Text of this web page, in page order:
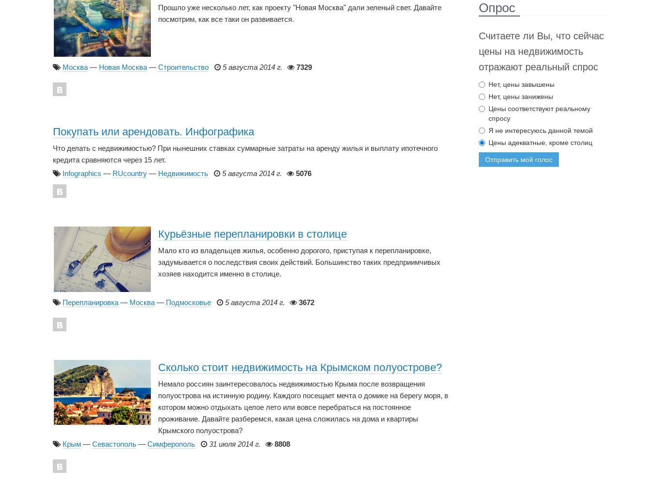
Прошло уже несколько лет, как проекту "Новая Москва" дали зеленый свет. Давайте
посмотрим, как все таки он развивается.
Москва — Новая Москва — Строительство 5 августа 2014 г. 7329
Покупать или арендовать. Инфографика
Что делать с недвижимостью? При нынешних ставках суммарные затраты на аренду жилья и выплату ипотечного
кредита сравняются через 15 лет.
Infographics — RUcountry — Недвижимость 5 августа 2014 г. 5076
Курьёзные перепланировки в столице
Мало кто из владельцев жилья, особенно дорогого, приступая к перепланировке,
задумывается о последствия своих действий. Большинство таких предприимчивых
хозяев находится именно в столице.
Перепланировка— Москва— Подмосковье 5 августа 2014 г. 3672
Сколько стоит недвижимость на Крымском полуострове?
Немало россиян заинтересовалось недвижимостью Крыма после возвращения
полуострова на истинную родину. Каждого посещает мечта о домике на берегу моря, в
котором можно отдыхать целое лето или вовсе перебраться на постоянное
проживание. Давайте разберемся, какая цена сложилась на дома и квартиры
Крымского полуострова?
Крым — Севастополь — Симферополь 31 июля 2014 г. 8808
Опрос
Считаете ли Вы, что сейчас
цены на недвижимость
отражают реальный спрос
Нет, цены завышены
Нет, цены занижены
Цены соответствуют реальному
спросу
Я не интересуюсь данной темой
Цены адекватные, кроме столиц
Отправить мой голос